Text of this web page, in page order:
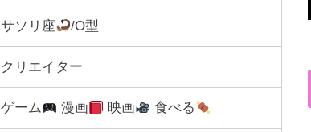
サソリ座 /O型
クリエイター
ゲーム 漫画 映画 食べる